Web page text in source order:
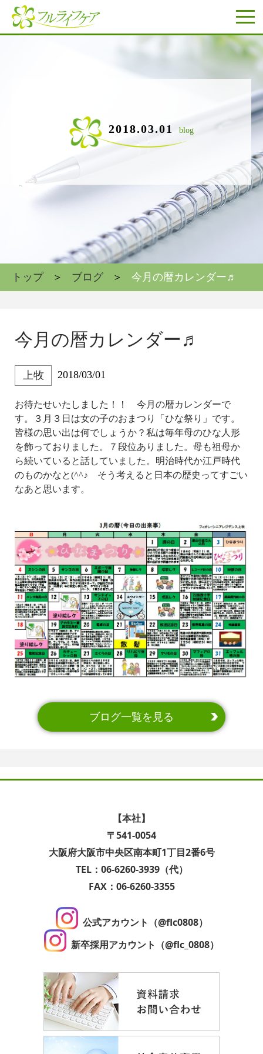
2018.03.01 blog
トップ ブログ 今月の暦カレンダー♬
今月の暦カレンダー♬
上牧 2018/03/01
お待たせいたしました！！ 今月の暦カレンダーで
す。３月３日は女の子のおまつり「ひな祭り」です。
皆様の思い出は何でしょうか？私は毎年母のひな人形
を飾っておりました。７段位ありました。母も祖母か
ら続いていると話していました。明治時代か江戸時代
のものかなと(^^♪ そう考えると日本の歴史ってすごい
なあと思います。
ブログ一覧を見る
【本社】
〒541-0054
大阪府大阪市中央区南本町1丁目2番6号
TEL：06-6260-3939（代）
FAX：06-6260-3355
公式アカウント（@flc0808）
新卒採用アカウント（@flc_0808）